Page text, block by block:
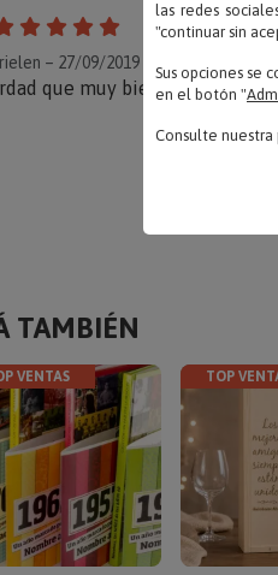
– 27/09/2019
que muy bien»
TAMBIÉN
VENTAS TOP
las redes
"continuar sin
Sus opciones se
en el botón "
Consulte nuestra